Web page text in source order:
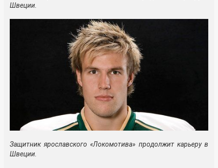
Швеции.
Защитник ярославского «Локомотива» продолжит карьеру в
Швеции.